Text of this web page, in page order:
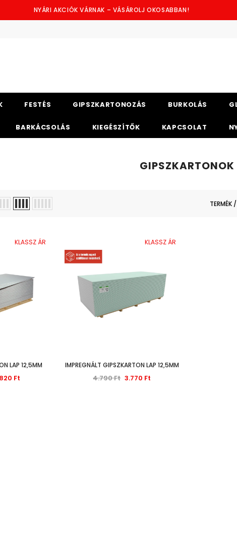
NYÁRI AKCIÓK VÁRNAK – VÁSÁROLJ OKOSABBAN!
FESTÉS GIPSZKARTONOZÁS BURKOLÁS
BARKÁCSOLÁS KIEGÉSZÍTŐK KAPCSOLAT
GIPSZKARTONOK
TERMÉK
KLASSZ ÁR
LAP 12,5MM
Ft
KLASSZ ÁR
IMPREGNÁLT GIPSZKARTON LAP 12,5MM
4.790 Ft 3.770 Ft